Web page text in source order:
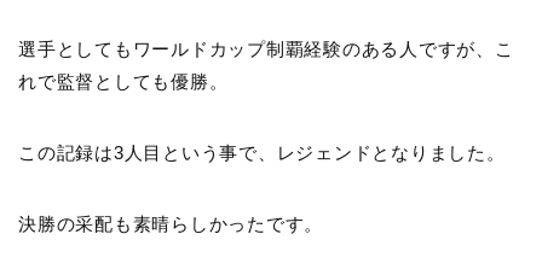
選手としてもワールドカップ制覇経験のある人ですが、こ
れで監督としても優勝。
この記録は3人目という事で、レジェンドとなりました。
決勝の采配も素晴らしかったです。